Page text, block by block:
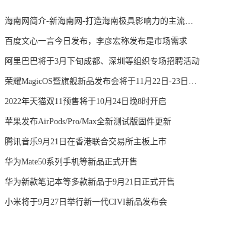
海南网简介-新海南网-打造海南极具影响力的主流综合门户网站
百度文心一言今日发布，李彦宏称发布是市场需求
阿里巴巴将于3月下旬成都、深圳等组织专场招聘活动
荣耀MagicOS暨旗舰新品发布会将于11月22日-23日举行
2022年天猫双11预售将于10月24日晚8时开启
苹果发布AirPods/Pro/Max全新测试版固件更新
腾讯音乐9月21日在香港联合交易所主板上市
华为Mate50系列手机等新品正式开售
华为新款笔记本等多款新品于9月21日正式开售
小米将于9月27日举行新一代CIVI新品发布会